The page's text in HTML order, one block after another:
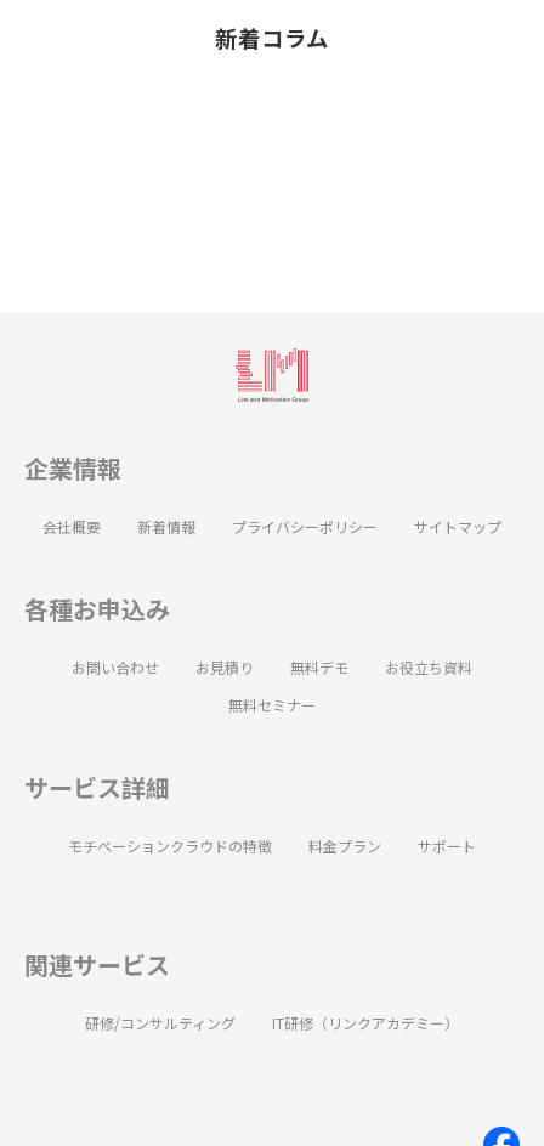
新着コラム
企業情報
会社概要 新着情報 プライバシーポリシー サイトマップ
各種お申込み
お問い合わせ お見積り 無料デモ
お役立ち資料
無料セミナー
サービス詳細
モチベーションクラウドの特徴 料金プラン サポート
関連サービス
研修/コンサルティング IT研修（リンクアカデミー）